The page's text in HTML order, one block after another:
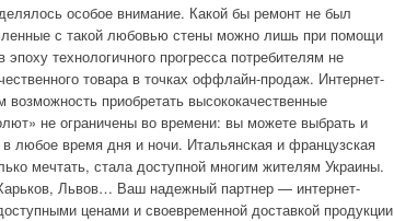
особое внимание. Какой бы ремонт не был
с такой любовью стены можно лишь при помощи
технологичного прогресса потребителям не
товара в точках оффлайн-продаж. Интернет-
приобретать высококачественные
не ограничены во времени: вы можете выбрать и
любое время дня и ночи. Итальянская и французская
мечтать, стала доступной многим жителям Украины.
Львов… Ваш надежный партнер — интернет-
ценами и своевременной доставкой продукции